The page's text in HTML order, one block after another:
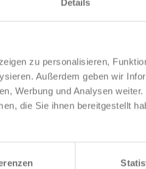
Details
zu personalisieren,
Außerdem geben wir
Werbung und Analysen
die Sie ihnen bereitgestellt